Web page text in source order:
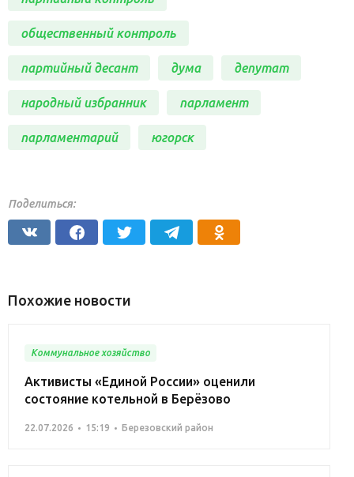
общественный контроль
партийный десант дума депутат
народный избранник парламент
парламентарий югорск
Поделиться:
Похожие новости
Коммунальное хозяйство
Активисты «Единой России» оценили
состояние котельной в Берёзово
22.07.2026 15:19 Березовский район